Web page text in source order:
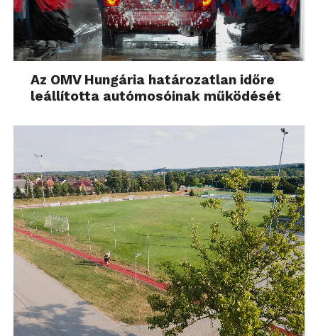
Az OMV Hungária határozatlan időre
leállította autómosóinak működését